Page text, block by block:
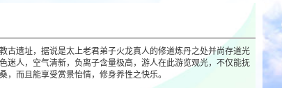
古遗址，据说是太上老君弟子火龙真人的修道炼丹之处并尚存道光
迷人，空气清新，负离子含量极高，游人在此游览观光，不仅能抚
，而且能享受赏景怡情，修身养性之快乐。